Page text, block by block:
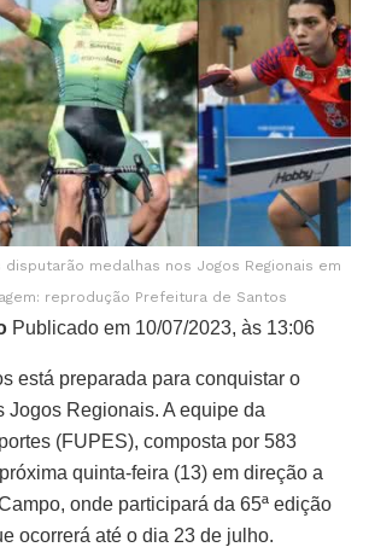
medalhas nos Jogos Regionais em
reprodução Prefeitura de Santos
Publicado em 10/07/2023, às 13:06
está preparada para conquistar o
Jogos Regionais. A equipe da
(FUPES), composta por 583
quinta-feira (13) em direção a
onde participará da 65ª edição
ocorrerá até o dia 23 de julho.